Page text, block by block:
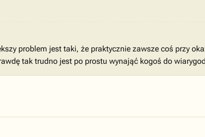
problem jest taki, że praktycznie zawsze coś przy
tak trudno jest po prostu wynająć kogoś do